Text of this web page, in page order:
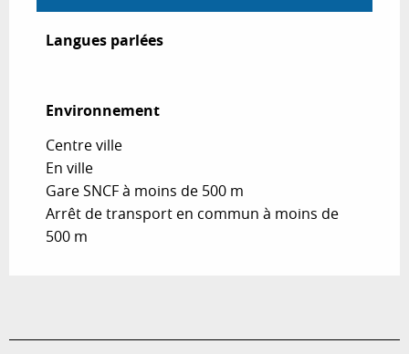
Langues parlées
Langues parlées
Environnement
Environnement
Centre ville
En ville
Gare SNCF à moins de 500 m
Arrêt de transport en commun à moins de
500 m